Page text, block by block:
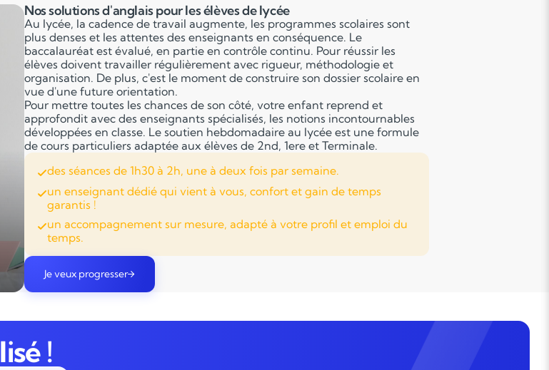
Nos solutions d'anglais pour les élèves de lycée
Au lycée, la cadence de travail augmente, les programmes scolaires sont
plus denses et les attentes des enseignants en conséquence. Le
baccalauréat est évalué, en partie en contrôle continu. Pour réussir les
élèves doivent travailler régulièrement avec rigueur, méthodologie et
organisation. De plus, c'est le moment de construire son dossier scolaire en
vue d'une future orientation.
Pour mettre toutes les chances de son côté, votre enfant reprend et
approfondit avec des enseignants spécialisés, les notions incontournables
développées en classe. Le soutien hebdomadaire au lycée est une formule
de cours particuliers adaptée aux élèves de 2nd, 1ere et Terminale.
des séances de 1h30 à 2h, une à deux fois par semaine.
un enseignant dédié qui vient à vous, confort et gain de temps
garantis !
un accompagnement sur mesure, adapté à votre profil et emploi du
temps.
Je veux progresser
!